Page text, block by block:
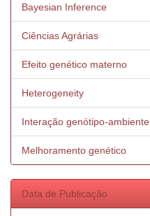
Bayesian Inference
Ciências Agrárias
Efeito genético materno
Heterogeneity
Interação genótipo-ambiente
Melhoramento genético
Data de Publicação